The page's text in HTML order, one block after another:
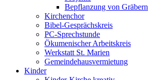
Bepflanzung von Gräbern
Kirchenchor
Bibel-Gesprächskreis
PC-Sprechstunde
Ökumenischer Arbeitskreis
Werkstatt St. Marien
Gemeindehausvermietung
Kinder